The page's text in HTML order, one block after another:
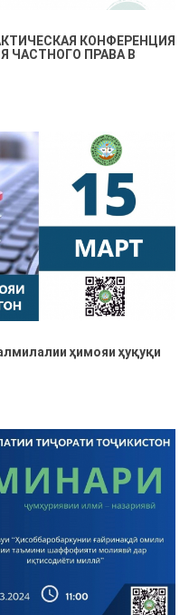
КОНФЕРЕНЦИЯ
ЧАСТНОГО ПРАВА В
ҳимояи ҳуқуқи